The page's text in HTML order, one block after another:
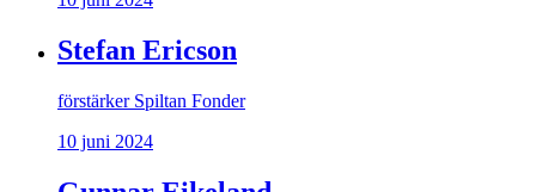
Stefan Ericson
förstärker Spiltan Fonder
10 juni 2024